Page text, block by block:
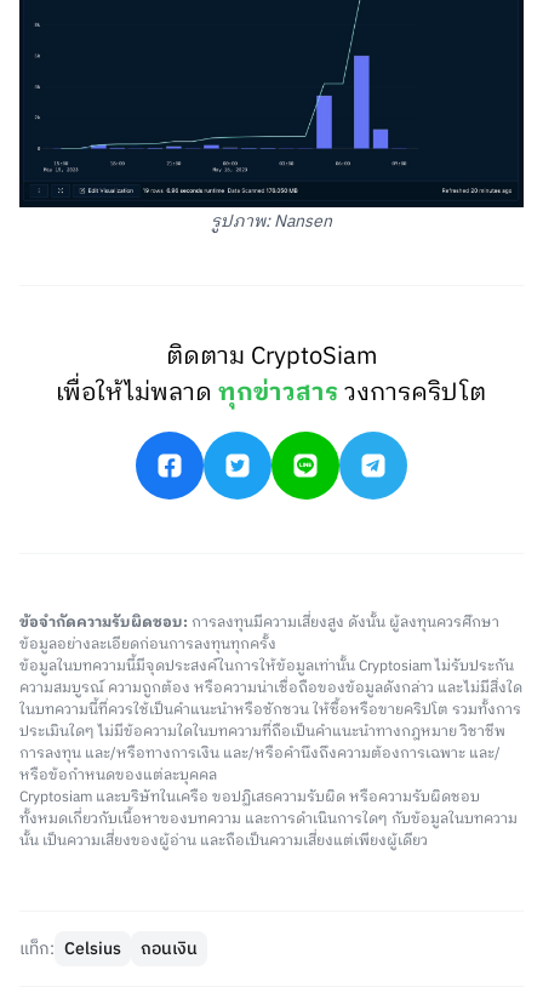
รูปภาพ: Nansen
ติดตาม CryptoSiam
เพื่อให้ไม่พลาดทุกข่าวสารวงการคริปโต
ข้อจำกัดความรับผิดชอบ: การลงทุนมีความเสี่ยงสูง ดังนั้น ผู้ลงทุนควรศึกษา
ข้อมูลอย่างละเอียดก่อนการลงทุนทุกครั้ง
ข้อมูลในบทความนี้มีจุดประสงค์ในการให้ข้อมูลเท่านั้น Cryptosiam ไม่รับประกัน
ความสมบูรณ์ ความถูกต้อง หรือความน่าเชื่อถือของข้อมูลดังกล่าว และไม่มีสิ่งใด
ในบทความนี้ที่ควรใช้เป็นคำแนะนำหรือชักชวน ให้ซื้อหรือขายคริปโต รวมทั้งการ
ประเมินใดๆ ไม่มีข้อความใดในบทความที่ถือเป็นคำแนะนำทางกฎหมาย วิชาชีพ
การลงทุน และ/หรือทางการเงิน และ/หรือคำนึงถึงความต้องการเฉพาะ และ/
หรือข้อกำหนดของแต่ละบุคคล
Cryptosiam และบริษัทในเครือ ขอปฏิเสธความรับผิด หรือความรับผิดชอบ
ทั้งหมดเกี่ยวกับเนื้อหาของบทความ และการดำเนินการใดๆ กับข้อมูลในบทความ
นั้น เป็นความเสี่ยงของผู้อ่าน และถือเป็นความเสี่ยงแต่เพียงผู้เดียว
แท็ก: Celsius ถอนเงิน